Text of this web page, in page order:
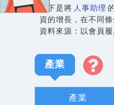
以下是將 人事助理
資的增長，在不同
資料來源：以會員
產業
產業